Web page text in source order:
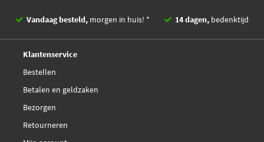
Vandaag besteld, morgen in huis! * 14 dagen, bedenktijd
Klantenservice
Bestellen
Betalen en geldzaken
Bezorgen
Retourneren